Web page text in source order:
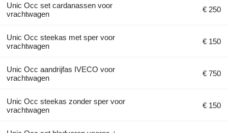
Unic Occ set cardanassen voor
vrachtwagen
€ 250
Unic Occ steekas met sper voor
vrachtwagen
€ 150
Unic Occ aandrijfas IVECO voor
vrachtwagen
€ 750
Unic Occ steekas zonder sper voor
vrachtwagen
€ 150